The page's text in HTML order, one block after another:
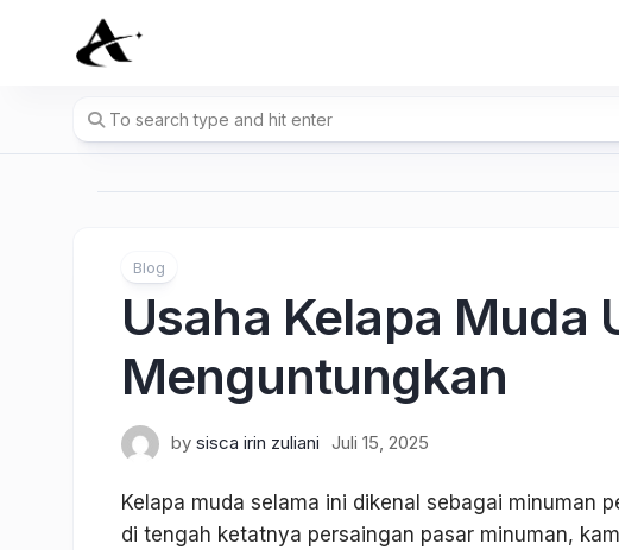
Blog
Usaha Kelapa Muda
Menguntungkan
by sisca irin zuliani Juli 15, 2025
Kelapa muda selama ini dikenal sebagai minuman
di tengah ketatnya persaingan pasar minuman,